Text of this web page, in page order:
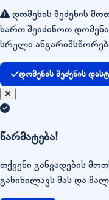
დომენის შეძენის
ხართ შეიძინოთ
სრული
დომენის შეძენის
წარმატება!
თქვენი განვადების
განიხილავს მას და